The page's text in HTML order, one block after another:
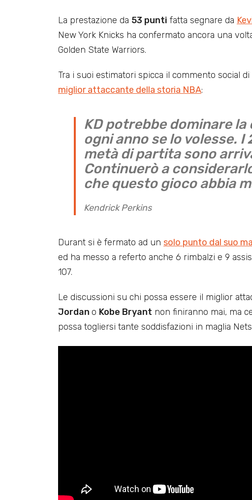
La prestazione da 53 punti fatta segnare da
New York Knicks ha confermato ancora una
Golden State Warriors.
Tra i suoi estimatori spicca il commento social di
miglior attaccante della storia NBA:
KD potrebbe dominare
ogni anno se lo volesse.
metà di partita sono
Continuerò a
che questo gioco abbia
Kendrick Perkins
Durant si è fermato ad un solo punto dal suo
ed ha messo a referto anche 6 rimbalzi e 9
107.
Le discussioni su chi possa essere il miglior
Jordan o Kobe Bryant non finiranno mai, ma
possa togliersi tante soddisfazioni in maglia